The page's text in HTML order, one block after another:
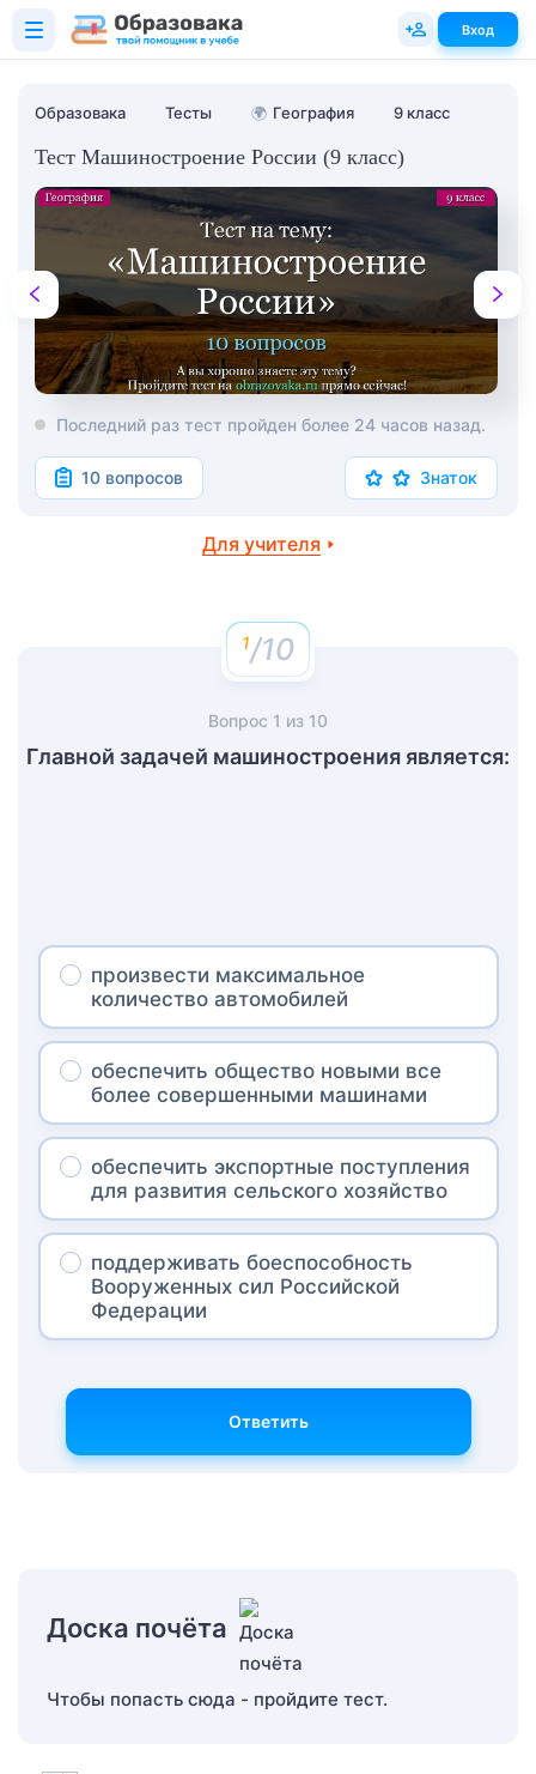
Образовака Тесты 🌍 География 9 класс
Тест Машиностроение России (9 класс)
Последний раз тест пройден более 24 часов назад.
10 вопросов Знаток
Для учителя
/10
Вопрос 1 из 10
Главной задачей машиностроения является:
произвести максимальное
количество автомобилей
обеспечить общество новыми все
более совершенными машинами
обеспечить экспортные поступления
для развития сельского хозяйство
поддерживать боеспособность
Вооруженных сил Российской
Федерации
Ответить
Доска почёта
Чтобы попасть сюда - пройдите тест.
Вход